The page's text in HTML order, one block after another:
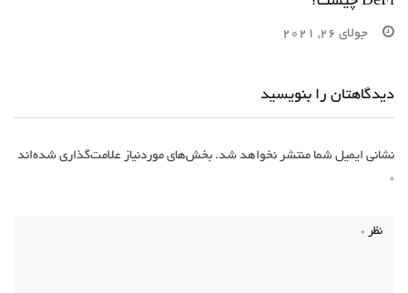
جولای 26, 2021
دیدگاهتان را بنویسید
نشانی ایمیل شما منتشر نخواهد شد. بخش‌های موردنیاز علامت‌گذاری شده‌اند
*